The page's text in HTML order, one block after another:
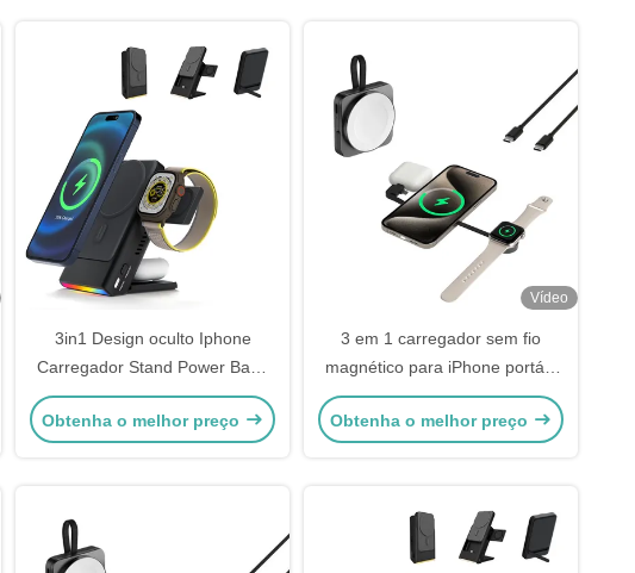
3in1 Design oculto Iphone
Carregador Stand Power Bank
Magsafe Carregador Stand
Obtenha o melhor preço
Vídeo
3 em 1 carregador sem fio
magnético para iPhone portátil
para Iphone 15 Pro Max
Obtenha o melhor preço